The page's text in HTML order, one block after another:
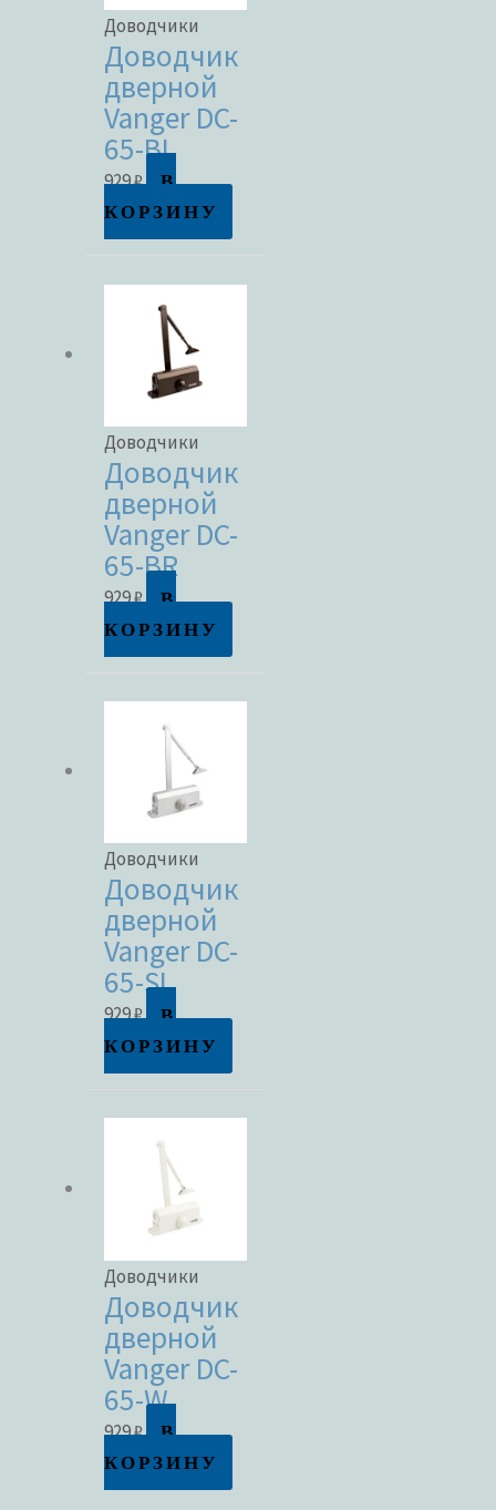
Доводчики
Доводчик
дверной
Vanger DC-
65-BL
929₽
В
КОРЗИНУ
Доводчики
Доводчик
дверной
Vanger DC-
65-BR
929₽
В
КОРЗИНУ
Доводчики
Доводчик
дверной
Vanger DC-
65-SL
929₽
В
КОРЗИНУ
Доводчики
Доводчик
дверной
Vanger DC-
65-W
929₽
В
КОРЗИНУ